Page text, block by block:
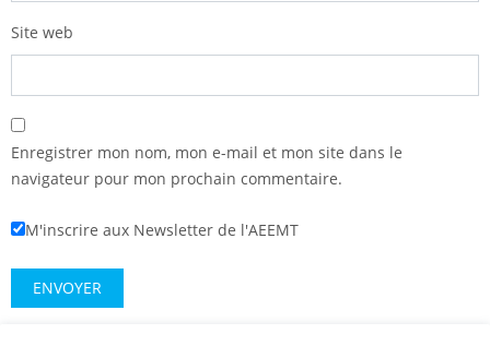
Site web
Enregistrer mon nom, mon e-mail et mon site dans le
navigateur pour mon prochain commentaire.
M'inscrire aux Newsletter de l'AEEMT